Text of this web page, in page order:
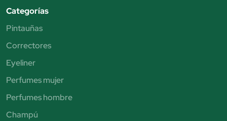
Categorías
Pintauñas
Correctores
Eyeliner
Perfumes mujer
Perfumes hombre
Champú